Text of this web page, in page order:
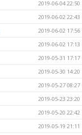
2019-06-04 22:50
2019-06-02 22:43
2019-06-02 17:56
2019-06-02 17:13
2019-05-31 17:17
2019-05-30 14:20
2019-05-27 08:27
2019-05-23 23:20
2019-05-20 22:42
2019-05-19 21:11